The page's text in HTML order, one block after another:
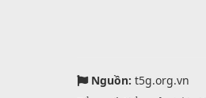
Nguồn: t5g.org.vn